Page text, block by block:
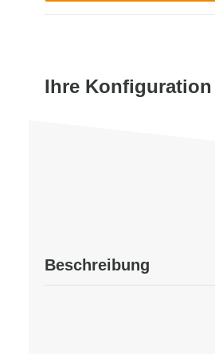
Ihre Konfiguration
Beschreibung